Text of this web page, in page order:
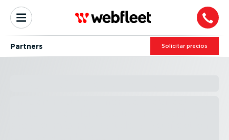
Partners Solicitar precios